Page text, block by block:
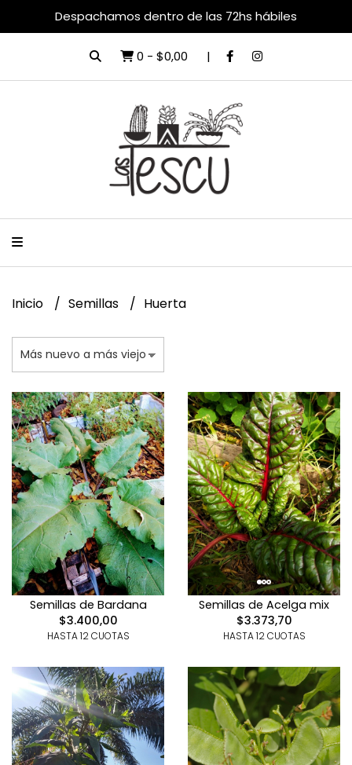
Despachamos dentro de las 72hs hábiles
0 - $0,00
Inicio Semillas Huerta
Semillas de Bardana
$3.400,00
HASTA 12 CUOTAS
Semillas de Acelga mix
$3.373,70
HASTA 12 CUOTAS